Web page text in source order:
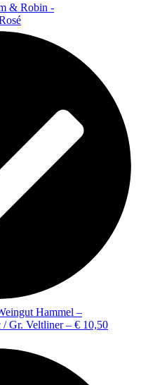
& Robin -
Hammel –
/ Gr. Veltliner – € 10,50